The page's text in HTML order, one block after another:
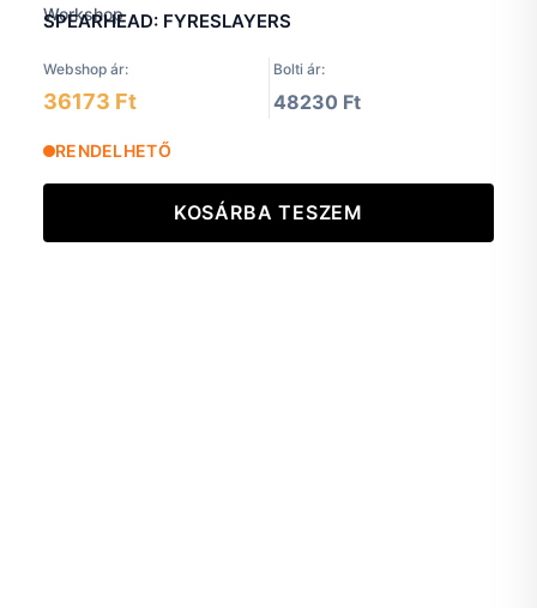
SPEARHEAD: FYRESLAYERS
Webshop ár: Bolti ár:
36173 Ft 48230 Ft
RENDELHETŐ
KOSÁRBA TESZEM